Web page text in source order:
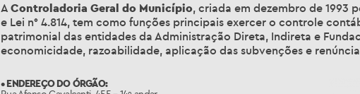
A Controladoria Geral do Município, criada em dezembro de 1993
e Lei n° 4.814, tem como funções principais exercer o controle
patrimonial das entidades da Administração Direta, Indireta e
economicidade, razoabilidade, aplicação das subvenções e
• ENDEREÇO DO ÓRGÃO: